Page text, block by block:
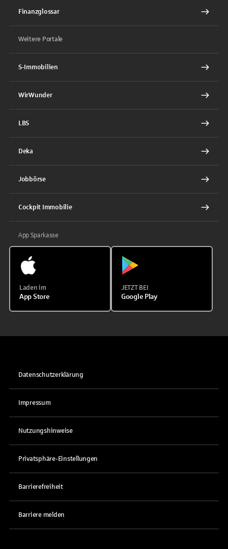
Finanzglossar
Weitere Portale
S-Immobilien
WirWunder
LBS
Deka
Jobbörse
Cockpit Immobilie
App Sparkasse
Laden im
App Store
JETZT BEI
Google Play
Datenschutzerklärung
Impressum
Nutzungshinweise
Privatsphäre-Einstellungen
Barrierefreiheit
Barriere melden